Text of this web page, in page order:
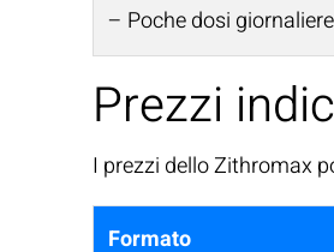
– Poche dosi giornaliere
Prezzi
I prezzi dello Zithromax
Formato